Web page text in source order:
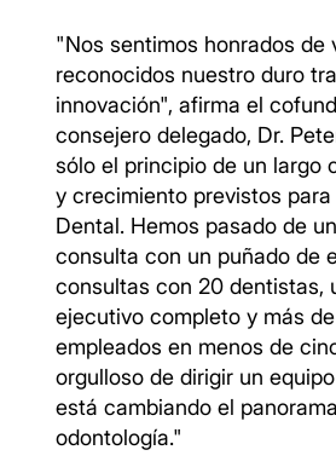
"Nos sentimos honrados de
reconocidos nuestro duro
innovación", afirma el
consejero delegado, Dr.
sólo el principio de un largo
y crecimiento previstos
Dental. Hemos pasado de
consulta con un puñado de
consultas con 20 dentistas,
ejecutivo completo y más
empleados en menos de
orgulloso de dirigir un
está cambiando el
odontología."